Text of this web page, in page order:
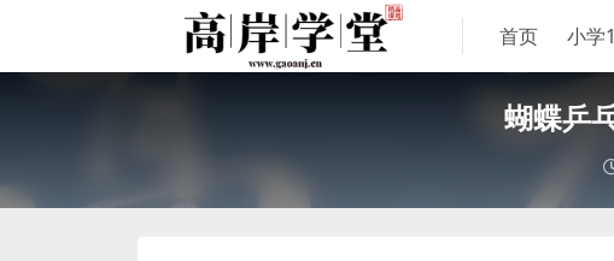
首页 小学
蝴蝶乒